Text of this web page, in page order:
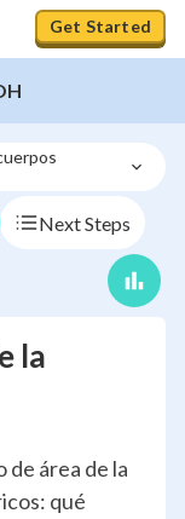
Get Started
Next Steps
la
área de la
qué